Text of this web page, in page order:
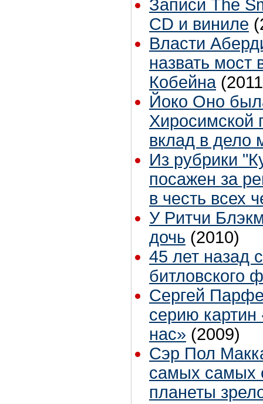
Записи The
CD и виниле
Власти
назвать мост
Кобейна
Йоко Оно
Хиросимской
вклад в дело
Из рубрики
посажен за
в честь всех
У Ритчи
дочь (2010)
45 лет назад
битловского
Сергей
серию картин
нас» (2009)
Сэр Пол
самых самых
планеты